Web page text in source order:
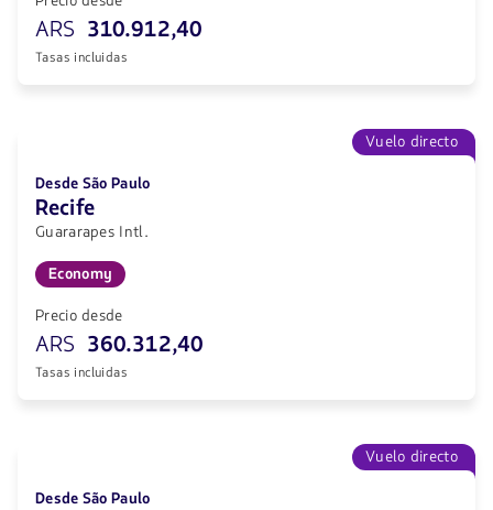
ARS 310.912,40
Tasas incluidas
Vuelo directo
Desde São Paulo
Recife
Guararapes Intl.
Economy
Precio desde
ARS 360.312,40
Tasas incluidas
Vuelo directo
Desde São Paulo